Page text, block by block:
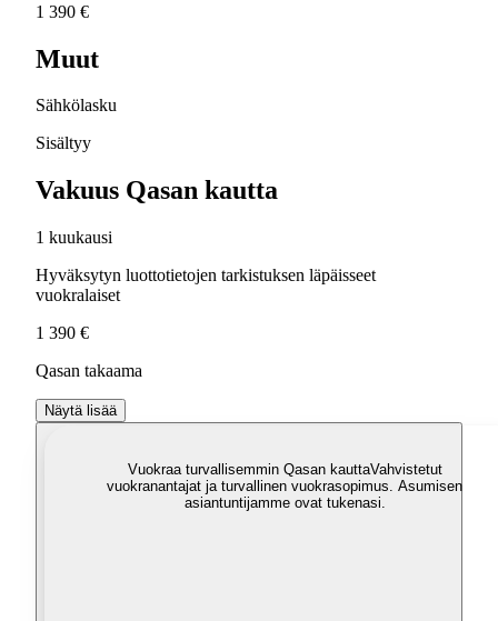
1 390 €
Muut
Sähkölasku
Sisältyy
Vakuus Qasan kautta
1 kuukausi
Hyväksytyn luottotietojen tarkistuksen läpäisseet
vuokralaiset
1 390 €
Qasan takaama
Näytä lisää
Vuokraa turvallisemmin Qasan kauttaVahvistetut
vuokranantajat ja turvallinen vuokrasopimus. Asumisen
asiantuntijamme ovat tukenasi.